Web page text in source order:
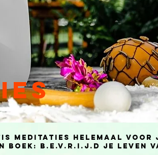
meditaties helemaal voor
boek: B.E.V.R.I.J.D JE leven